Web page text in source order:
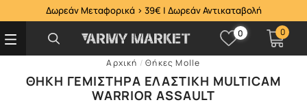
Δωρεάν Μεταφορικά > 39€ | Δωρεάν Αντικαταβολή
0 0
Αρχική /Θήκες Μolle
ΘΉΚΗ ΓΕΜΙΣΤΉΡΑ ΕΛΑΣΤΙΚΉ MULTICAM
WARRIOR ASSAULT